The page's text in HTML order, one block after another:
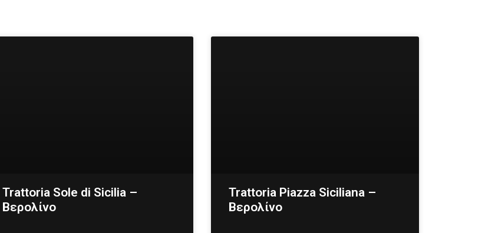
Trattoria Sole di Sicilia –
Βερολίνο
Trattoria Piazza Siciliana –
Βερολίνο